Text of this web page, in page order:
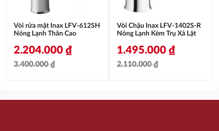
Vòi rửa mặt Inax LFV-612SH
Nóng Lạnh Thân Cao
3.400.000₫
2.204.000 ₫
Vòi Chậu Inax LFV-1402S-R
Nóng Lạnh Kèm Trụ Xả Lật
2.110.000₫
1.495.000 ₫